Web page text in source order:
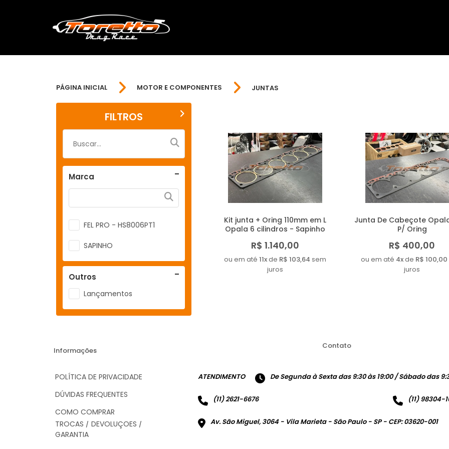
PÁGINA INICIAL MOTOR E COMPONENTES JUNTAS
FILTROS
Marca
FEL PRO - HS8006PT1
SAPINHO
Outros
Lançamentos
Kit junta + Oring 110mm em L
Opala 6 cilindros - Sapinho
R$ 1.140,00
ou em até 11xde R$ 103,64 sem
juros
Junta De Cabeçote
P/ Oring
R$ 400,00
ou em até 4xde R$ 100,00
juros
Informações
POLÍTICA DE PRIVACIDADE
DÚVIDAS FREQUENTES
COMO COMPRAR
TROCAS / DEVOLUÇÕES /
GARANTIA
Contato
ATENDIMENTO De Segunda à Sexta das 9:30 às 19:00 / Sábado das
(11) 2621-6676 (11) 98304-
Av. São Miguel, 3064 - Vila Marieta - São Paulo - SP - CEP: 03620-001